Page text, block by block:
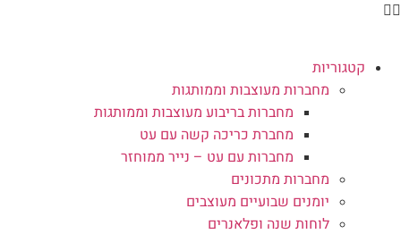
קטגוריות
מחברות מעוצבות וממותגות
מחברות בריבוע מעוצבות וממותגות
מחברת כריכה קשה עם עט
מחברות עם עט – נייר ממוחזר
מחברות מתכונים
יומנים שבועיים מעוצבים
לוחות שנה ופלאנרים